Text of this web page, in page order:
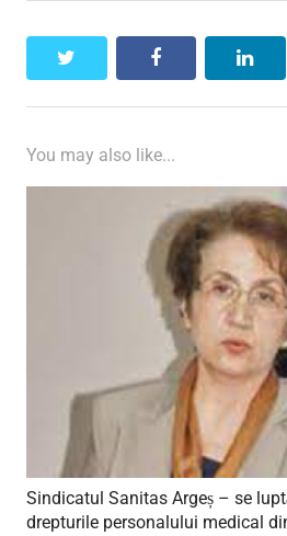
facebook
You may also like...
Sindicatul Sanitas Argeș – se
drepturile personalului medical